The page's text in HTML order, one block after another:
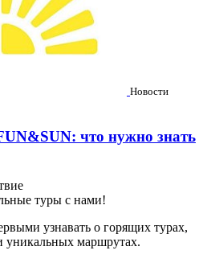
Новости
что нужно знать
туры с нами!
узнавать о горящих турах,
маршрутах.